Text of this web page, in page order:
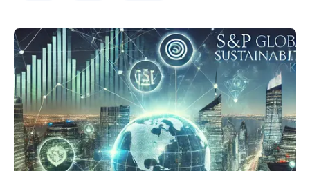
望作為全國示範，推廣至其他縣市，呼應政府最新《空氣
污染防治方案》所強調的減排與永續目標。